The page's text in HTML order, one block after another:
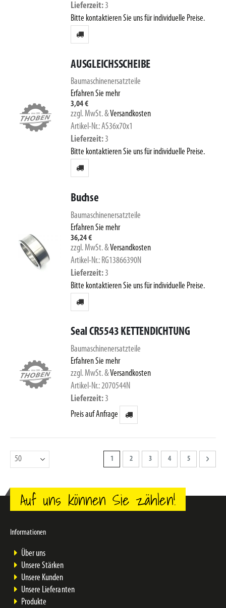
Lieferzeit 3
Bitte kontaktieren Sie uns für individuelle Preise.
AUSGLEICHSSCHEIBE
Baumaschinenersatzteile
Erfahren Sie mehr
3,04 €
zzgl. MwSt.&Versandkosten
Artikel-Nr.: AS36x70x1
Lieferzeit 3
Bitte kontaktieren Sie uns für individuelle Preise.
Buchse
Baumaschinenersatzteile
Erfahren Sie mehr
36,24 €
zzgl. MwSt.&Versandkosten
Artikel-Nr.: RG13866390N
Lieferzeit 3
Bitte kontaktieren Sie uns für individuelle Preise.
Seal CR5543 KETTENDICHTUNG
Baumaschinenersatzteile
Erfahren Sie mehr
zzgl. MwSt.&Versandkosten
Artikel-Nr.: 2070544N
Lieferzeit 3
Preis auf Anfrage
SeiteSie lesen gerade Seite
1 Seite
2 Seite
3 Seite
4 Seite
5 Seite
Weiter
Auf uns können Sie zählen!
Informationen
Über uns
Unsere Stärken
Unsere Kunden
Unsere Lieferanten
Produkte